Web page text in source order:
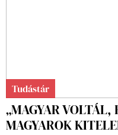
Tudástár
„MAGYAR VOLTÁL,
MAGYAROK